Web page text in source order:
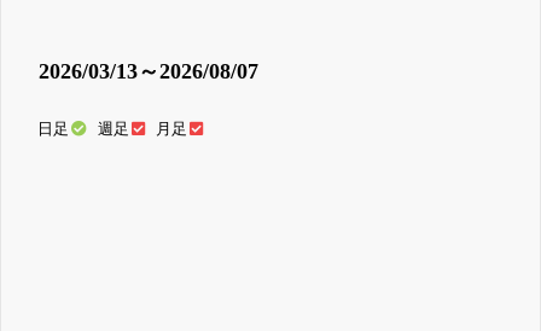
2026/03/13～2026/08/07
日足 週足 月足